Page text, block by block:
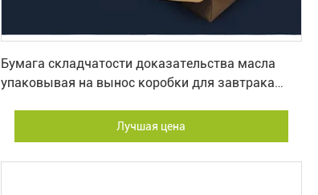
Бумага складчатости доказательства масла
упаковывая на вынос коробки для завтрака
Лучшая цена